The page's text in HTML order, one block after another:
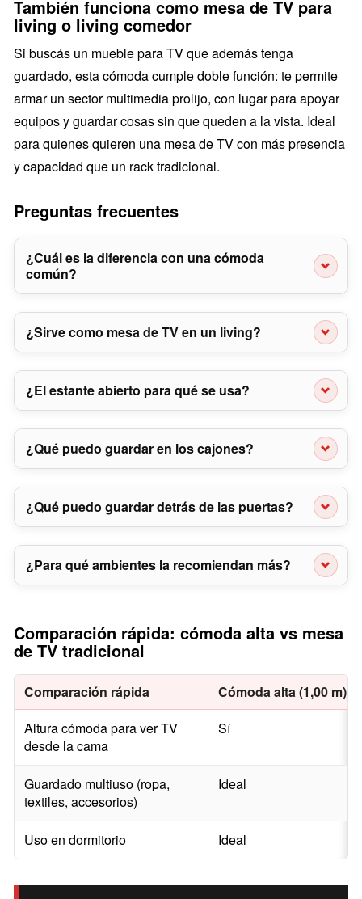
También funciona como mesa de TV para
living o living comedor
Si buscás un mueble para TV que además tenga
guardado, esta cómoda cumple doble función: te permite
armar un sector multimedia prolijo, con lugar para apoyar
equipos y guardar cosas sin que queden a la vista. Ideal
para quienes quieren una mesa de TV con más presencia
y capacidad que un rack tradicional.
Preguntas frecuentes
¿Cuál es la diferencia con una cómoda
común?
¿Sirve como mesa de TV en un living?
¿El estante abierto para qué se usa?
¿Qué puedo guardar en los cajones?
¿Qué puedo guardar detrás de las puertas?
¿Para qué ambientes la recomiendan más?
Comparación rápida: cómoda alta vs mesa
de TV tradicional
Comparación rápida
Cómoda alta (1,00 m)
Altura cómoda para ver TV
desde la cama
Sí
Guardado multiuso (ropa,
textiles, accesorios)
Ideal
Uso en dormitorio Ideal